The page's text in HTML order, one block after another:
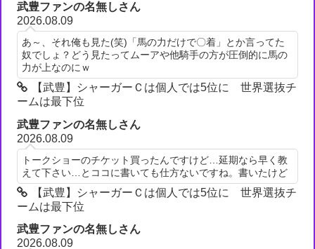
武豊ファンの名無しさん
2026.08.09
あ～、それ俺も見た(笑)「馬の力だけで〇着」とか言ってた
奴でしょ？どう見たってムーアや他騎手の方が圧倒的に馬の
力が上なのにｗ
【武豊】シャーガーＣは個人では5位に 世界選抜チ
ームは最下位
武豊ファンの名無しさん
2026.08.09
トークショーのチケット買ったんですけど…延期なら早く教
えて下さい…とココに書いても仕方ないですね。書いたけど
【武豊】シャーガーＣは個人では5位に 世界選抜チ
ームは最下位
武豊ファンの名無しさん
2026.08.09